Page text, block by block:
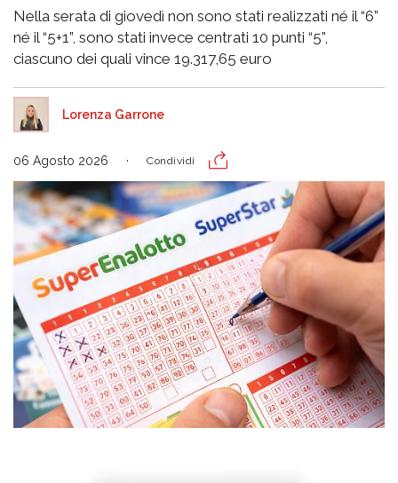
Nella serata di giovedì non sono stati realizzati né il “6”
né il “5+1”, sono stati invece centrati 10 punti “5”,
ciascuno dei quali vince 19.317,65 euro
Lorenza Garrone
06 Agosto 2026 Condividi